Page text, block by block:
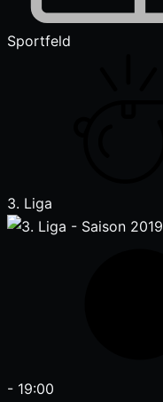
Sportfeld
3. Liga
- 19:00